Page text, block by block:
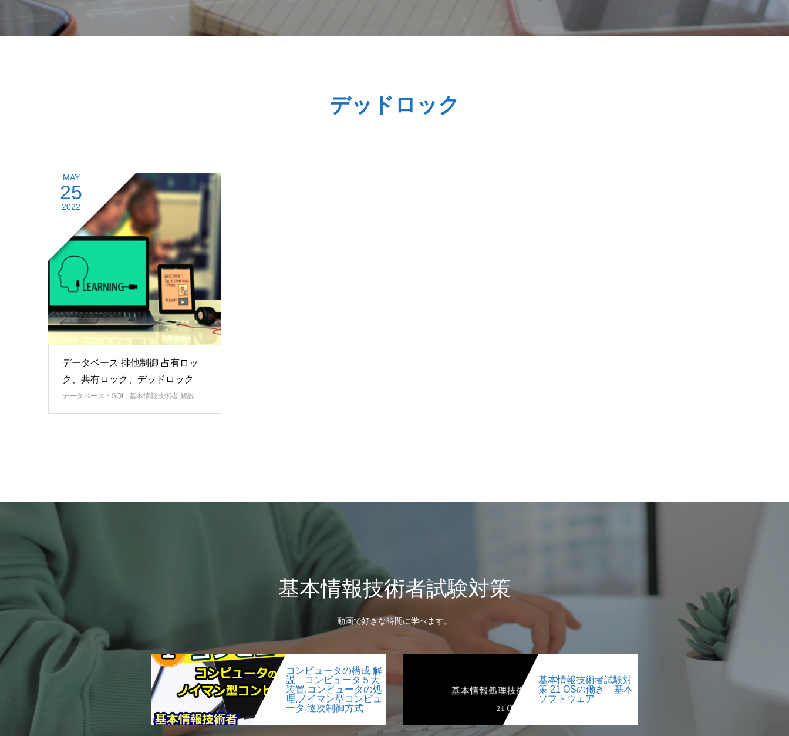
デッドロック
MAY
25
2022
データベース 排他制御 占有ロッ
ク、共有ロック、デッドロック
データベース・SQL, 基本情報技術者 解説
基本情報技術者試験対策
動画で好きな時間に学べます。
コンピュータの構成 解
説 コンピュータ５大
装置,コンピュータの処
理,ノイマン型コンピュ
ータ,逐次制御方式
基本情報技術者試験対
策 21 OSの働き 基本
ソフトウェア